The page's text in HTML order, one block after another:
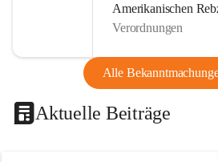
Amerikanischen
Verordnungen
Alle
Aktuelle Beiträge